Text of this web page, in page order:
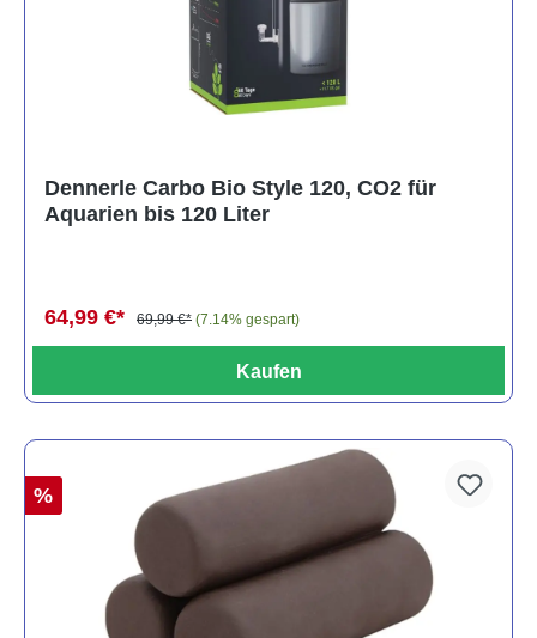
Dennerle Carbo Bio Style 120, CO2 für
Aquarien bis 120 Liter
64,99 €* 69,99 €* (7.14% gespart)
Kaufen
%